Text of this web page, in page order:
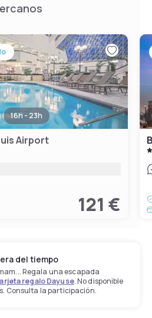
16h - 23h
Airport
121 €
del tiempo
Regala una escapada
regalo Dayuse. No disponible
Consulta la participación.